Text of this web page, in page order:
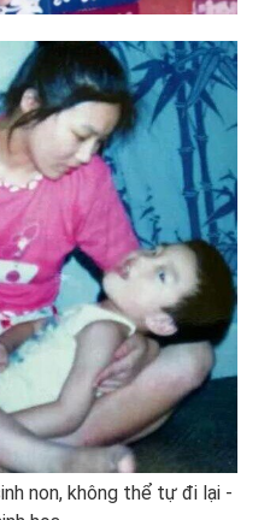
non, không thể tự đi lại -